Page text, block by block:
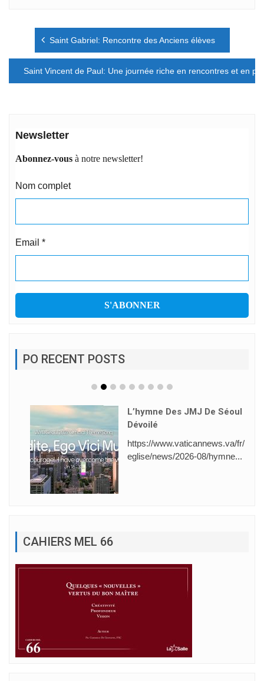
Navigation
l’article
Saint Gabriel: Rencontre des Anciens élèves
Saint Vincent de Paul: Une journée riche en rencontres et en
Newsletter
Abonnez-vous à notre newsletter!
Nom complet
Email *
PO RECENT POSTS
L’hymne Des JMJ De Séoul
Dévoilé
https://www.vaticannews.va/fr/
eglise/news/2026-08/hymne...
CAHIERS MEL 66